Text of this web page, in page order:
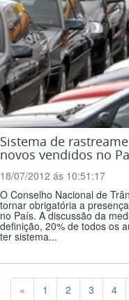
Sistema de
novos vendidos no
18/07/2012 ás 10:51:17
O Conselho Nacional de
tornar obrigatória a
no País. A discussão da
definição, 20% de todos os
ter sistema...
« Previous
1 2 3 4